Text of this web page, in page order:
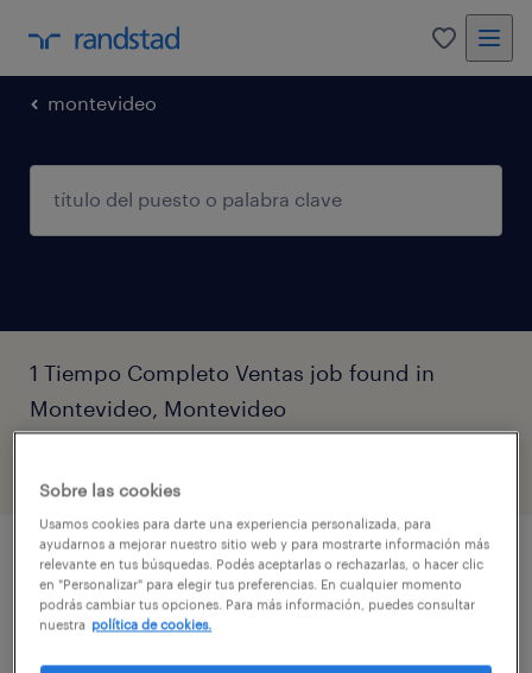
0
montevideo
1 Tiempo Completo Ventas job found in
Montevideo, Montevideo
encargado/a de tienda
montevideo, montevideo
tiempo completo
Sobre las cookies
Usamos cookies para darte una experiencia personalizada, para
ayudarnos a mejorar nuestro sitio web y para mostrarte información más
relevante en tus búsquedas. Podés aceptarlas o rechazarlas, o hacer clic
en "Personalizar" para elegir tus preferencias. En cualquier momento
podrás cambiar tus opciones. Para más información, puedes consultar
nuestra política de cookies.